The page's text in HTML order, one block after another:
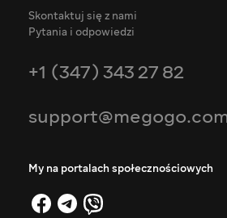
Skontaktuj się z nami
Pytania i odpowiedzi
+1 (347) 343 27 82
My na portalach społecznościowych